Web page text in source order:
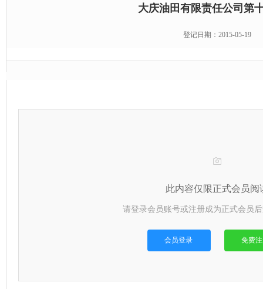
大庆油田有限责任公司第
登记日期：2015-05-19

此内容仅限正式会员阅
请登录会员账号或注册成为正式会员
会员登录 免费